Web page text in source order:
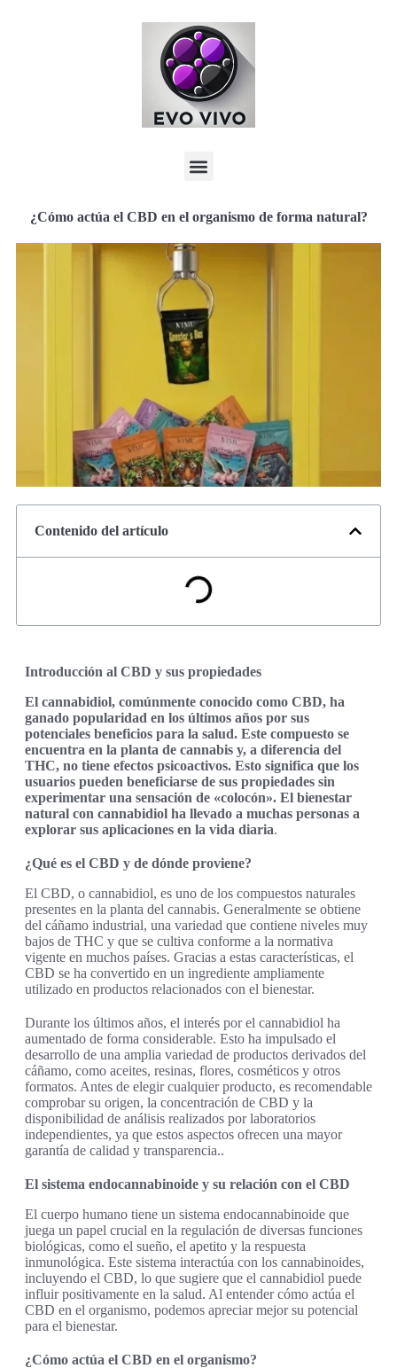
¿Cómo actúa el CBD en el organismo de forma natural?
Contenido del artículo
Introducción al CBD y sus propiedades
El cannabidiol, comúnmente conocido como CBD, ha
ganado popularidad en los últimos años por sus
potenciales beneficios para la salud. Este compuesto se
encuentra en la planta de cannabis y, a diferencia del
THC, no tiene efectos psicoactivos. Esto significa que los
usuarios pueden beneficiarse de sus propiedades sin
experimentar una sensación de «colocón». El bienestar
natural con cannabidiol ha llevado a muchas personas a
explorar sus aplicaciones en la vida diaria.
¿Qué es el CBD y de dónde proviene?
El CBD, o cannabidiol, es uno de los compuestos naturales
presentes en la planta del cannabis. Generalmente se obtiene
del cáñamo industrial, una variedad que contiene niveles muy
bajos de THC y que se cultiva conforme a la normativa
vigente en muchos países. Gracias a estas características, el
CBD se ha convertido en un ingrediente ampliamente
utilizado en productos relacionados con el bienestar.
Durante los últimos años, el interés por el cannabidiol ha
aumentado de forma considerable. Esto ha impulsado el
desarrollo de una amplia variedad de productos derivados del
cáñamo, como aceites, resinas, flores, cosméticos y otros
formatos. Antes de elegir cualquier producto, es recomendable
comprobar su origen, la concentración de CBD y la
disponibilidad de análisis realizados por laboratorios
independientes, ya que estos aspectos ofrecen una mayor
garantía de calidad y transparencia..
El sistema endocannabinoide y su relación con el CBD
El cuerpo humano tiene un sistema endocannabinoide que
juega un papel crucial en la regulación de diversas funciones
biológicas, como el sueño, el apetito y la respuesta
inmunológica. Este sistema interactúa con los cannabinoides,
incluyendo el CBD, lo que sugiere que el cannabidiol puede
influir positivamente en la salud. Al entender cómo actúa el
CBD en el organismo, podemos apreciar mejor su potencial
para el bienestar.
¿Cómo actúa el CBD en el organismo?